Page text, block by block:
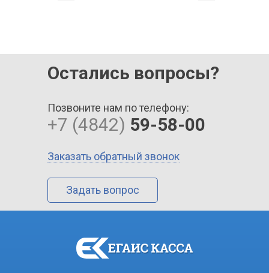
Остались вопросы?
Позвоните нам по телефону:
+7 (4842) 59-58-00
Заказать обратный звонок
Задать вопрос